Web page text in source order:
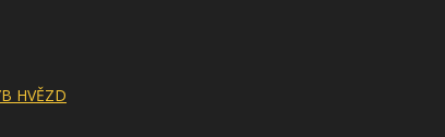
HVĚZD